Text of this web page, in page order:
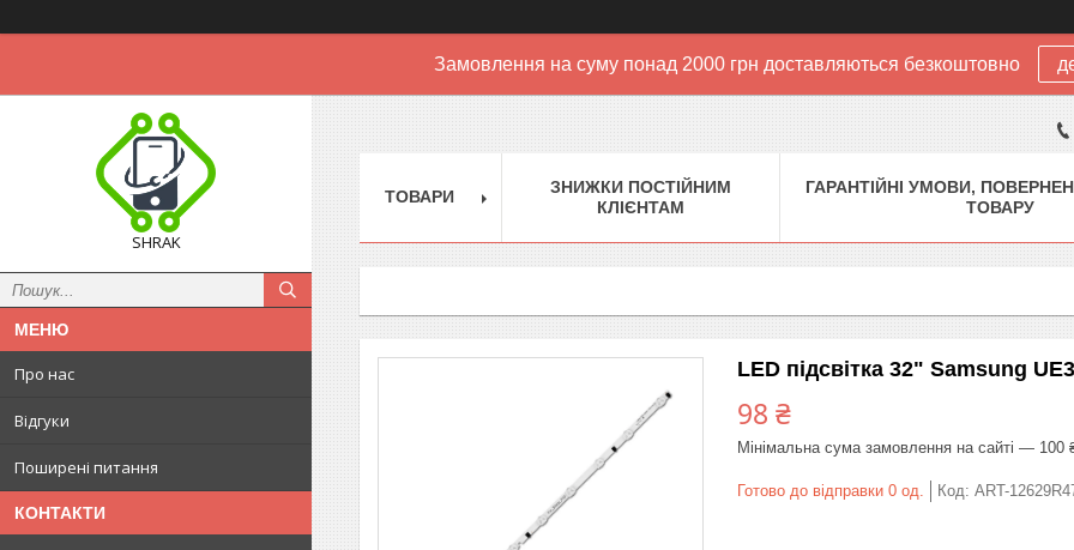
Замовлення на суму понад 2000 грн доставляються безкоштовно
SHRAK
Про нас
Відгуки
Поширені питання
КОНТАКТИ
ТОВАРИ
ЗНИЖКИ ПОСТІЙНИМ
КЛІЄНТАМ
ГАРАНТІЙНІ УМОВИ,
ТОВАРУ
LED підсвітка 32" Samsung
98 ₴
Мінімальна сума замовлення на сайті — 100
Готово до відправки 0 од. Код: ART-